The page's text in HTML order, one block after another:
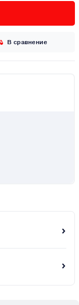
В сравнение